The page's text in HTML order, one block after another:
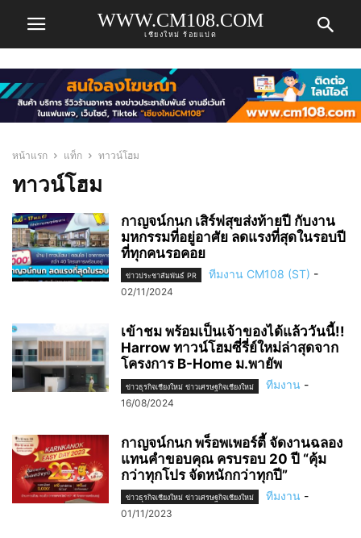
WWW.CM108.COM
เชียงใหม่ ร้อยแปด
หน้าแรก แท็ก ทาวน์โฮม
ทาวน์โฮม
กาญจน์กนก เสิร์ฟสุขส่งท้ายปี กับงาน
มหกรรมที่อยู่อาศัย ลดแรงที่สุดในรอบปี
ที่ทุกคนรอคอย
ข่าวประชาสัมพันธ์ PR ทีมงาน CM108 (ST) -
02/11/2024
เข้าชม พร้อมเป็นเจ้าของได้แล้ววันนี้!!
Harrow ทาวน์โฮมซี่รี่ย์ใหม่ล่าสุดจาก
โครงการ B-Home ม.พายัพ
ข่าวธุรกิจเชียงใหม่ ข่าวเศรษฐกิจเชียงใหม่ ทีมงาน -
16/08/2024
กาญจน์กนก พร็อพเพอร์ตี้ จัดงานฉลอง
แทนคำขอบคุณ ครบรอบ 20 ปี “คุ้ม
กว่าทุกโปร จัดหนักกว่าทุกปี”
ข่าวธุรกิจเชียงใหม่ ข่าวเศรษฐกิจเชียงใหม่ ทีมงาน -
01/11/2023